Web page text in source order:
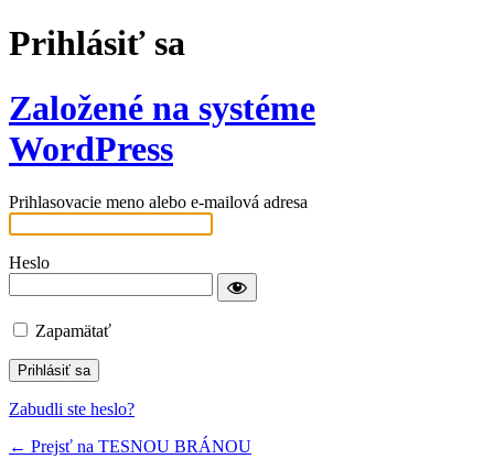
Prihlásiť sa
Založené na systéme
WordPress
Prihlasovacie meno alebo e-mailová adresa
Heslo
Zapamätať
Zabudli ste heslo?
← Prejsť na TESNOU BRÁNOU